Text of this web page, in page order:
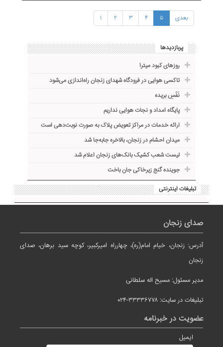
۱ ۲ ۳ ۴ ۵ بعدی
پربازدیدها
روزهای کبود میترا
تاکسی هوایی در فرودگاه شهدای زنجان راه‌اندازی می‌شود
نَفَسِ بریده
پایگاه امداد و نجات هوایی نداریم
ارائه خدمات در مراکز تعویض پلاک به صورت نوبت‌دهی است
میدان احشام در زنجان، بالاخره جا‌به‌جا شد
لیست شعب کشیک بانک‌های زنجان اعلام شد
جوینده گنج زیرخاکی جان باخت
تبلیغات اینترنتی
صدای زنجان
آدرس: زنجان، خیام امام(ره)، چهارراه امیرکبیر، کوچه سید برهان، صدای
زنجان
مدیر مسئول: مسیح اله سلطانی
تبلیغات در سایت: ۳۳۳۳۶۷۷۸-۰۲۴
عضویت در خبرنامه
ایمیل